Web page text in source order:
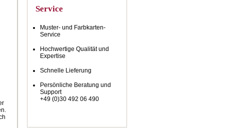
Service
Muster- und Farbkarten-
Service
Hochwertige Qualität und
Expertise
Schnelle Lieferung
Persönliche Beratung und
Support
+49 (0)30 492 06 490